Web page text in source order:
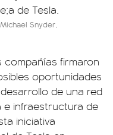
Snyder,
compañías firmaron
oportunidades
de una red
infraestructura de
iniciativa